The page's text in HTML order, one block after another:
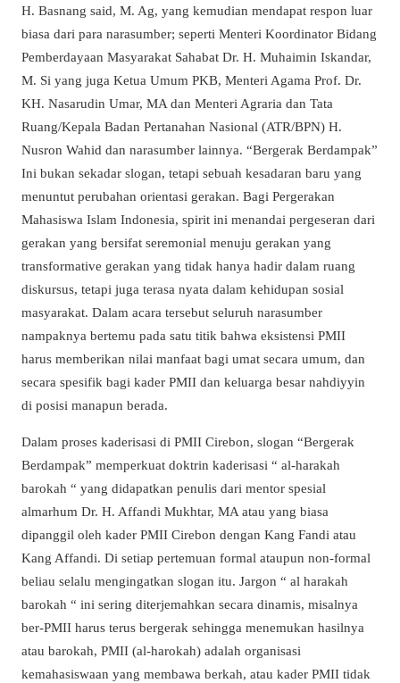
H. Basnang said, M. Ag, yang kemudian mendapat respon luar
biasa dari para narasumber; seperti Menteri Koordinator Bidang
Pemberdayaan Masyarakat Sahabat Dr. H. Muhaimin Iskandar,
M. Si yang juga Ketua Umum PKB, Menteri Agama Prof. Dr.
KH. Nasarudin Umar, MA dan Menteri Agraria dan Tata
Ruang/Kepala Badan Pertanahan Nasional (ATR/BPN) H.
Nusron Wahid dan narasumber lainnya. “Bergerak Berdampak”
Ini bukan sekadar slogan, tetapi sebuah kesadaran baru yang
menuntut perubahan orientasi gerakan. Bagi Pergerakan
Mahasiswa Islam Indonesia, spirit ini menandai pergeseran dari
gerakan yang bersifat seremonial menuju gerakan yang
transformative gerakan yang tidak hanya hadir dalam ruang
diskursus, tetapi juga terasa nyata dalam kehidupan sosial
masyarakat. Dalam acara tersebut seluruh narasumber
nampaknya bertemu pada satu titik bahwa eksistensi PMII
harus memberikan nilai manfaat bagi umat secara umum, dan
secara spesifik bagi kader PMII dan keluarga besar nahdiyyin
di posisi manapun berada.
Dalam proses kaderisasi di PMII Cirebon, slogan “Bergerak
Berdampak” memperkuat doktrin kaderisasi “ al-harakah
barokah “ yang didapatkan penulis dari mentor spesial
almarhum Dr. H. Affandi Mukhtar, MA atau yang biasa
dipanggil oleh kader PMII Cirebon dengan Kang Fandi atau
Kang Affandi. Di setiap pertemuan formal ataupun non-formal
beliau selalu mengingatkan slogan itu. Jargon “ al harakah
barokah “ ini sering diterjemahkan secara dinamis, misalnya
ber-PMII harus terus bergerak sehingga menemukan hasilnya
atau barokah, PMII (al-harokah) adalah organisasi
kemahasiswaan yang membawa berkah, atau kader PMII tidak